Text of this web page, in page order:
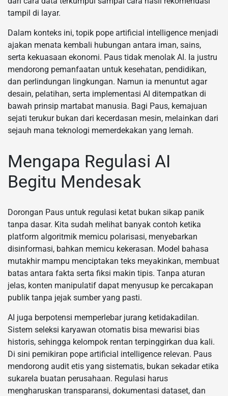
tampil di layar.
Dalam konteks ini, topik pope artificial intelligence menjadi
ajakan menata kembali hubungan antara iman, sains,
serta kekuasaan ekonomi. Paus tidak menolak AI. Ia justru
mendorong pemanfaatan untuk kesehatan, pendidikan,
dan perlindungan lingkungan. Namun ia menuntut agar
desain, pelatihan, serta implementasi AI ditempatkan di
bawah prinsip martabat manusia. Bagi Paus, kemajuan
sejati terukur bukan dari kecerdasan mesin, melainkan dari
sejauh mana teknologi memerdekakan yang lemah.
Mengapa Regulasi AI
Begitu Mendesak
Dorongan Paus untuk regulasi ketat bukan sikap panik
tanpa dasar. Kita sudah melihat banyak contoh ketika
platform algoritmik memicu polarisasi, menyebarkan
disinformasi, bahkan memicu kekerasan. Model bahasa
mutakhir mampu menciptakan teks meyakinkan, membuat
batas antara fakta serta fiksi makin tipis. Tanpa aturan
jelas, konten manipulatif dapat menyusup ke percakapan
publik tanpa jejak sumber yang pasti.
AI juga berpotensi memperlebar jurang ketidakadilan.
Sistem seleksi karyawan otomatis bisa mewarisi bias
historis, sehingga kelompok rentan terpinggirkan dua kali.
Di sini pemikiran pope artificial intelligence relevan. Paus
mendorong audit etis yang sistematis, bukan sekadar etika
sukarela buatan perusahaan. Regulasi harus
mengharuskan transparansi, dokumentasi dataset, dan